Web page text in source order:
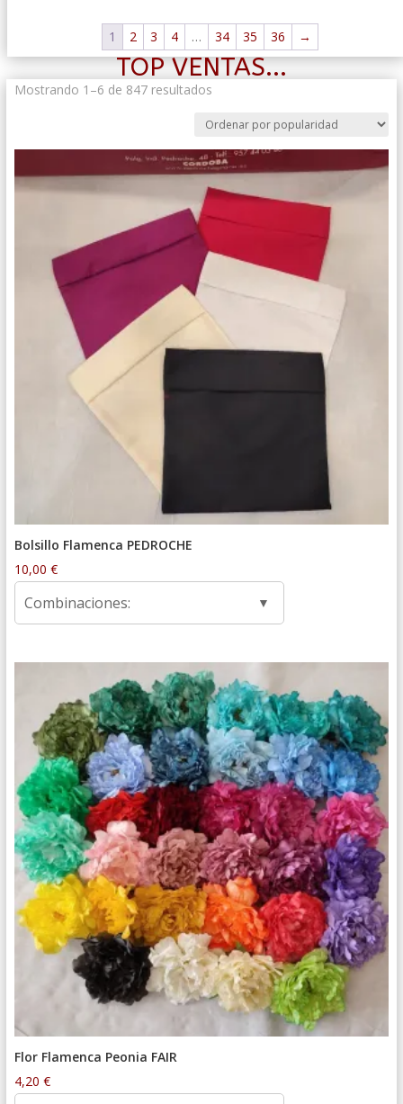
1 2 3 4 … 34 35 36 →
TOP VENTAS...
Mostrando 1–6 de 847 resultadosOrdenado
popularidad
Bolsillo Flamenca PEDROCHE
10,00 €
Combinaciones:
Flor Flamenca Peonia FAIR
4,20 €